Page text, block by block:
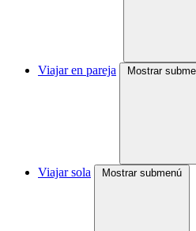
Viajar en pareja Mostrar
Viajar sola Mostrar submenú